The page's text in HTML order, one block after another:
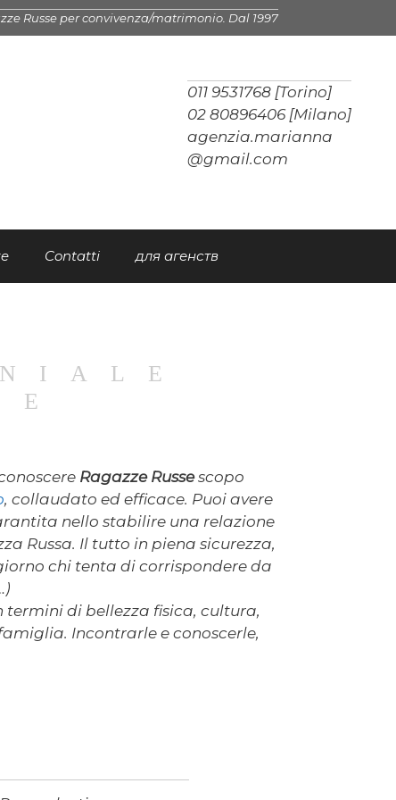
Russe per convivenza/matrimonio. Dal 1997
011 9531768 [Torino]
02 80896406 [Milano]
agenzia.marianna
@gmail.com
Contatti для агенств
Ragazze Russescopo
, collaudato ed efficace. Puoi avere
nello stabilire una relazione
Russa. Il tutto in piena sicurezza,
chi tenta di corrispondere da
di bellezza fisica, cultura,
Incontrarle e conoscerle,